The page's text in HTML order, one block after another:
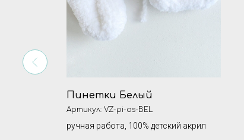
Пинетки Белый
Артикул: VZ-pi-os-BEL
ручная работа, 100% детский акрил